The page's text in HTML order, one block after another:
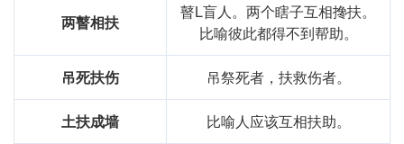
两瞽相扶
瞽L盲人。两个瞎子互相搀扶。
比喻彼此都得不到帮助。
吊死扶伤 吊祭死者，扶救伤者。
土扶成墙 比喻人应该互相扶助。